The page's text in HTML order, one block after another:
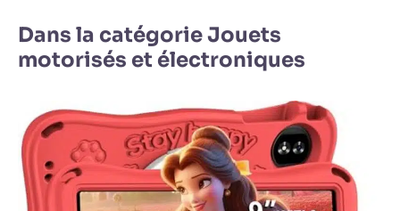
Dans la catégorie Jouets
motorisés et électroniques